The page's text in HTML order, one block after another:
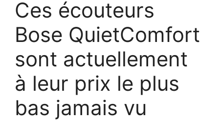
Ces écouteurs
Bose QuietComfort
sont actuellement
à leur prix le plus
bas jamais vu